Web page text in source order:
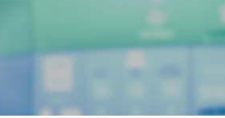
網膜や脈絡膜、視神経といった組
内障などの視神経疾患の早期発見